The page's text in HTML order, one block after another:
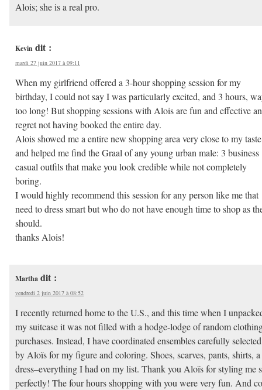
Alois; she is a real pro.
Kevin dit :
mardi 27 juin 2017 à 09:11
When my girlfriend offered a 3-hour shopping session for my
birthday, I could not say I was particularly excited, and 3 hours,
too long! But shopping sessions with Alois are fun and effective
regret not having booked the entire day.
Alois showed me a entire new shopping area very close to my taste
and helped me find the Graal of any young urban male: 3 business
casual outfils that make you look credible while not completely
boring.
I would highly recommend this session for any person like me that
need to dress smart but who do not have enough time to shop as
should.
thanks Alois!
Martha dit :
vendredi 2 juin 2017 à 08:52
I recently returned home to the U.S., and this time when I
my suitcase it was not filled with a hodge-lodge of random
purchases. Instead, I have coordinated ensembles carefully selected
by Aloïs for my figure and coloring. Shoes, scarves, pants, shirts, a
dress–everything I had on my list. Thank you Aloïs for styling me
perfectly! The four hours shopping with you were very fun. And